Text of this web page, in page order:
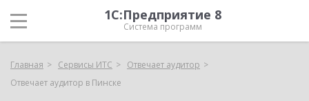
1С:Предприятие 8
Система программ
Главная Сервисы ИТС
Отвечает аудитор
Отвечает аудитор в Пинске